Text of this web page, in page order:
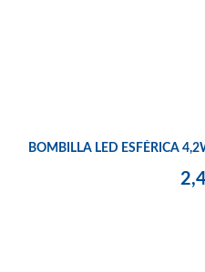
BOMBILLA LED ESFÉRICA